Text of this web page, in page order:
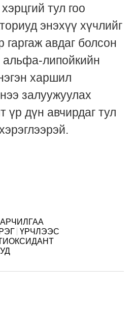
тул гоо
энэхүү хүчлийг
гаргаж авдаг болсон
альфа-липойкийн
харшил
залуужуулах
үр дүн авчирдаг тул
ҮРЧЛЭЭС